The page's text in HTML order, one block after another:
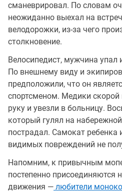
сманеврировал. По словам
неожиданно выехал на
велодорожки, из-за чего
столкновение.
Велосипедист, мужчина упал
По внешнему виду и
предположили, что он
спортсменом. Медики
руку и увезли в больницу.
который гулял на
пострадал. Самокат
видимых повреждений не
Напомним, к привычным
постепенно присоединяются
движения — любители